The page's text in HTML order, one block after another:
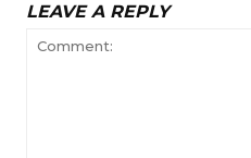
LEAVE A REPLY